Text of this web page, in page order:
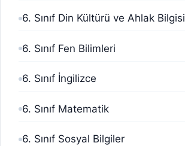
6. Sınıf Din Kültürü ve Ahlak Bilgisi
6. Sınıf Fen Bilimleri
6. Sınıf İngilizce
6. Sınıf Matematik
6. Sınıf Sosyal Bilgiler